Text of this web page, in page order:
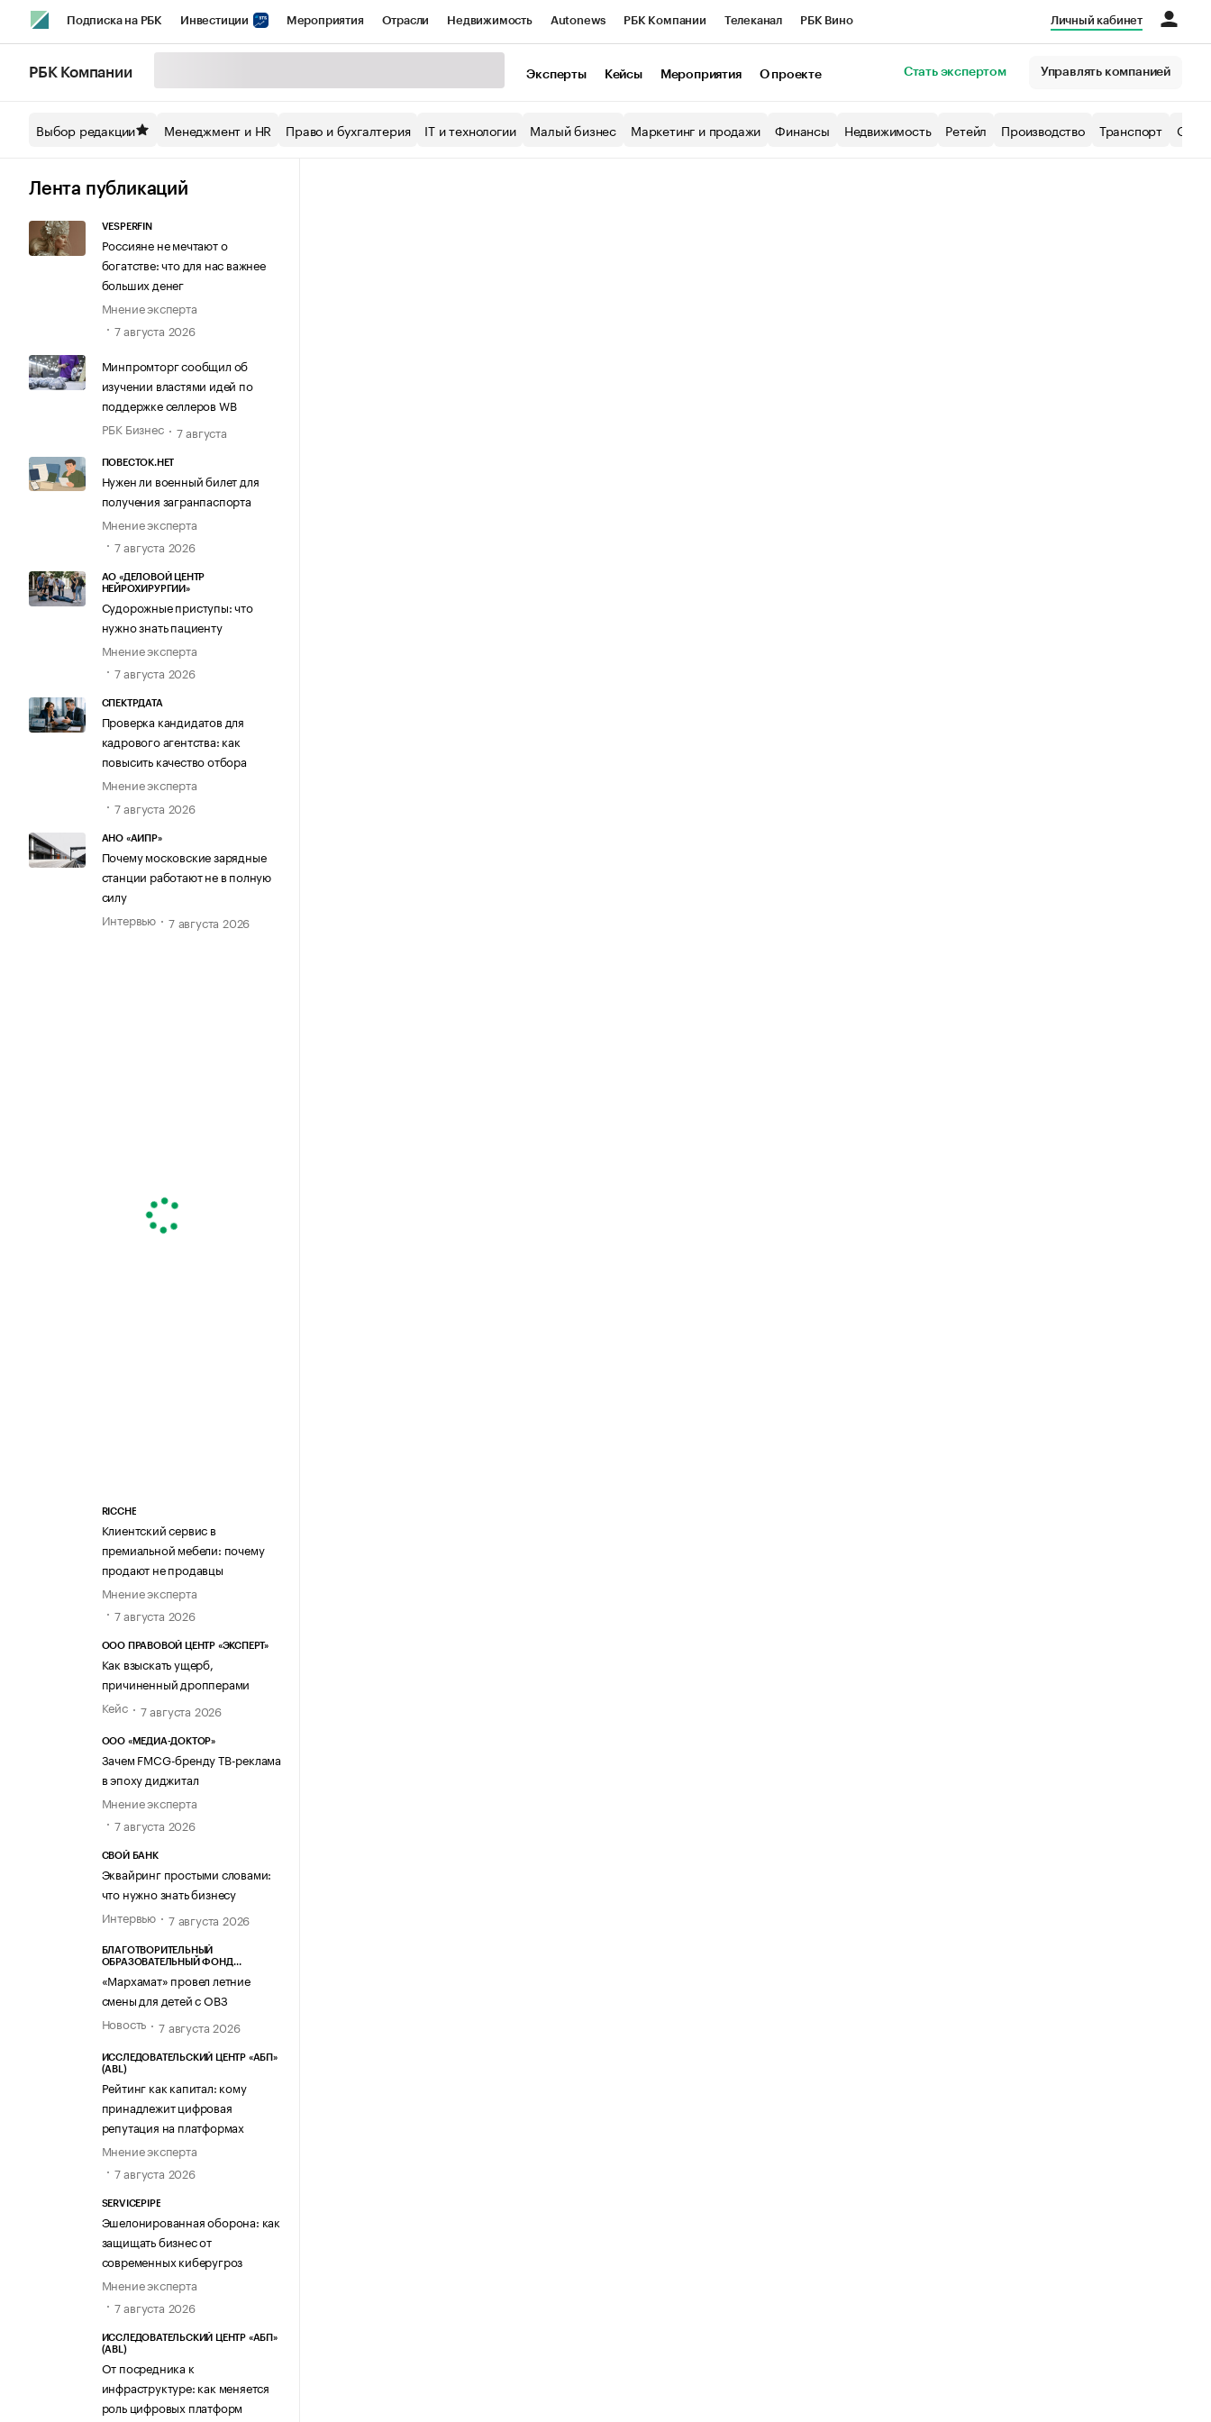
Подписка на РБК Инвестиции Мероприятия Отрасли Недвижимость Autonews РБК Компании Телеканал РБК Вино
Спецпроекты СПб Конференции СПб Спецпроекты Экономика Бизнес
Технологии и медиа
Личный кабинет
РБК Компании Эксперты Кейсы Мероприятия О проекте Стать экспертом Управлять компанией
Выбор редакции Менеджмент и HR Право и бухгалтерия IT и технологии Малый бизнес Маркетинг и продажи Финансы Недвижимость Ретейл Производство Транспорт
Лента публикаций
VESPERFIN
Россияне не мечтают о
богатстве: что для нас важнее
больших денег
Мнение эксперта
7 августа 2026
Минпромторг сообщил об
изучении властями идей по
поддержке селлеров WB
РБК Бизнес
7 августа
ПОВЕСТОК.НЕТ
Нужен ли военный билет для
получения загранпаспорта
Мнение эксперта
7 августа 2026
АО «ДЕЛОВОЙ ЦЕНТР
НЕЙРОХИРУРГИИ»
Судорожные приступы: что
нужно знать пациенту
Мнение эксперта
7 августа 2026
СПЕКТРДАТА
Проверка кандидатов для
кадрового агентства: как
повысить качество отбора
Мнение эксперта
7 августа 2026
АНО «АИПР»
Почему московские зарядные
станции работают не в полную
силу
Интервью
7 августа 2026
RICCHE
Клиентский сервис в
премиальной мебели: почему
продают не продавцы
Мнение эксперта
7 августа 2026
ООО ПРАВОВОЙ ЦЕНТР «ЭКСПЕРТ»
Как взыскать ущерб,
причиненный дропперами
Кейс
7 августа 2026
ООО «МЕДИА-ДОКТОР»
Зачем FMCG-бренду ТВ-реклама
в эпоху диджитал
Мнение эксперта
7 августа 2026
СВОЙ БАНК
Эквайринг простыми словами:
что нужно знать бизнесу
Интервью
7 августа 2026
БЛАГОТВОРИТЕЛЬНЫЙ
ОБРАЗОВАТЕЛЬНЫЙ ФОНД
«Мархамат» провел летние
смены для детей с ОВЗ
Новость
7 августа 2026
ИССЛЕДОВАТЕЛЬСКИЙ ЦЕНТР «АБП»
(ABL)
Рейтинг как капитал: кому
принадлежит цифровая
репутация на платформах
Мнение эксперта
7 августа 2026
SERVICEPIPE
Эшелонированная оборона: как
защищать бизнес от
современных киберугроз
Мнение эксперта
7 августа 2026
ИССЛЕДОВАТЕЛЬСКИЙ ЦЕНТР «АБП»
(ABL)
От посредника к
инфраструктуре: как меняется
роль цифровых платформ